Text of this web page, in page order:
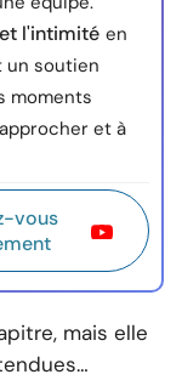
l'intimité en
un soutien
moments
et à
vous
mais elle